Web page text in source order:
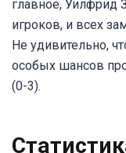
главное, Уилфрид
игроков, и всех
Не удивительно,
особых шансов
(0-3).